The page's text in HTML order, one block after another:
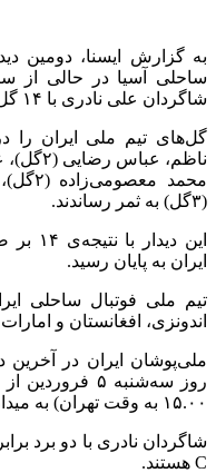
به گزارش ایسنا، دومین
شاگردان علی نادری با ۱۴ گل افغانستان را شکست دادند.
گل‌های تیم ملی ایران را
محمد
(۳گل) به ثمر رساندند.
این
ایران به پایان رسید.
اندونزی، افغانستان و
ملی‌پوشان ایران در آخرین
۱۵.۰۰ به وقت تهران) به میدان خواهند رفت.
شاگردان نادری با دو برد
C هستند.